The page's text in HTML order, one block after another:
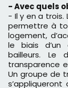
- Avec quels
- Il y en a trois.
permettre à
logement,
le biais d’un
bailleurs. Le
transparence
Un groupe de